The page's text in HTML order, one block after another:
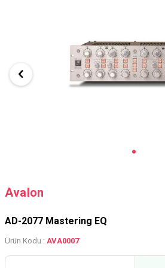
Avalon
AD-2077 Mastering EQ
Ürün Kodu : AVA0007